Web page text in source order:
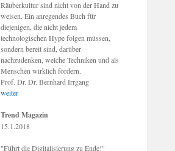
Räuberkultur sind nicht von der Hand zu
weisen. Ein anregendes Buch für
diejenigen, die nicht jedem
technologischen Hype folgen müssen,
sondern bereit sind, darüber
nachzudenken, welche Techniken und als
Menschen wirklich fördern.
Prof. Dr. Dr. Bernhard Irrgang
weiter
Trend Magazin
15.1.2018
"Führt die Digitalisierung zu Ende!"